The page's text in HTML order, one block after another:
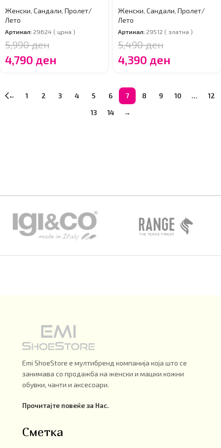
Женски, Сандали, Пролет/
Лето
Артикал:29624 ( црна )
5,990ден
4,790 ден
Женски, Сандали, Пролет/
Лето
Артикал:29512 ( златна )
5,490ден
4,390 ден
← 1 2 3 4 5 6 7 8 9 10 …
12
13
14 →
Emi ShoeStore е мултибренд компанија која што се
занимава со продажба на женски и машки кожни
обувки, чанти и аксесоари.
Прочитајте повеќе за Нас.
Сметка